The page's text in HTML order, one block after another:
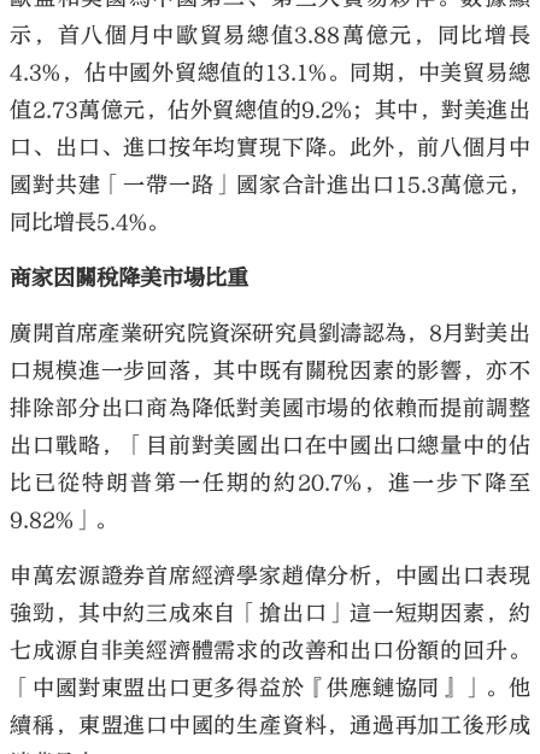
示，首八個月中歐貿易總值3.88萬億元，同比增長
4.3%，佔中國外貿總值的13.1%。同期，中美貿易總
值2.73萬億元，佔外貿總值的9.2%；其中，對美進出
口、出口、進口按年均實現下降。此外，前八個月中
國對共建「一帶一路」國家合計進出口15.3萬億元，
同比增長5.4%。
商家因關稅降美市場比重
廣開首席產業研究院資深研究員劉濤認為，8月對美出
口規模進一步回落，其中既有關稅因素的影響，亦不
排除部分出口商為降低對美國市場的依賴而提前調整
出口戰略，「目前對美國出口在中國出口總量中的佔
比已從特朗普第一任期的約20.7%，進一步下降至
9.82%」。
申萬宏源證券首席經濟學家趙偉分析，中國出口表現
強勁，其中約三成來自「搶出口」這一短期因素，約
七成源自非美經濟體需求的改善和出口份額的回升。
「中國對東盟出口更多得益於『供應鏈協同』」。他
續稱，東盟進口中國的生產資料，通過再加工後形成